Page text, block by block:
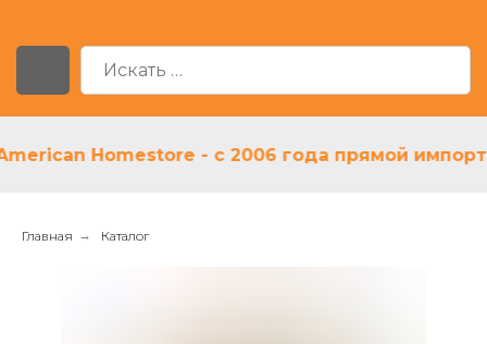
Homestore - с 2006 года прямой импортер
Главная → Каталог